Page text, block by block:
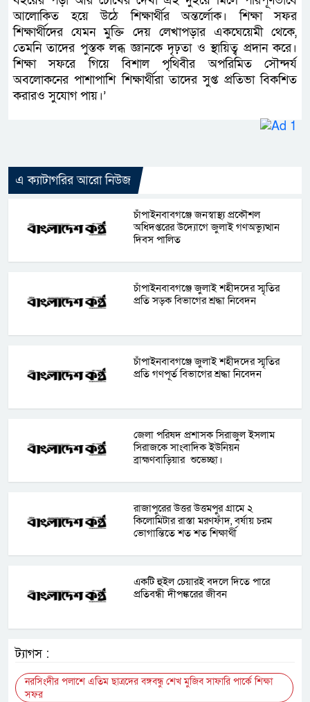
আলোকিত হয়ে উঠে শিক্ষার্থীর অন্তর্লোক। শিক্ষা সফর
শিক্ষার্থীদের যেমন মুক্তি দেয় লেখাপড়ার একঘেয়েমী থেকে,
তেমনি তাদের পুস্তক লব্ধ জ্ঞানকে দৃঢ়তা ও স্থায়িত্ব প্রদান করে।
শিক্ষা সফরে গিয়ে বিশাল পৃথিবীর অপরিমিত সৌন্দর্য
অবলোকনের পাশাপাশি শিক্ষার্থীরা তাদের সুপ্ত প্রতিভা বিকশিত
করারও সুযোগ পায়।’
এ ক্যাটাগরির আরো নিউজ
চাঁপাইনবাবগঞ্জে জনস্বাস্থ্য প্রকৌশল
অধিদপ্তরের উদ্যোগে জুলাই গণঅভ্যুত্থান
দিবস পালিত
চাঁপাইনবাবগঞ্জে জুলাই শহীদদের স্মৃতির
প্রতি সড়ক বিভাগের শ্রদ্ধা নিবেদন
চাঁপাইনবাবগঞ্জে জুলাই শহীদদের স্মৃতির
প্রতি গণপূর্ত বিভাগের শ্রদ্ধা নিবেদন
জেলা পরিষদ প্রশাসক সিরাজুল ইসলাম
সিরাজকে সাংবাদিক ইউনিয়ন
ব্রাহ্মণবাড়িয়ার শুভেচ্ছা।
রাজাপুরের উত্তর উত্তমপুর গ্রামে ২
কিলোমিটার রাস্তা মরণফাঁদ, বর্ষায় চরম
ভোগান্তিতে শত শত শিক্ষার্থী
একটি হুইল চেয়ারই বদলে দিতে পারে
প্রতিবন্ধী দীপঙ্করের জীবন
ট্যাগস :
নরসিংদীর পলাশে এতিম ছাত্রদের বঙ্গবন্ধু শেখ মুজিব সাফারি পার্কে শিক্ষা
সফর